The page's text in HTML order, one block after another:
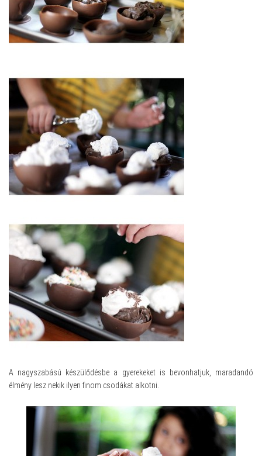
A nagyszabású készülődésbe a gyerekeket is bevonhatjuk, maradandó
élmény lesz nekik ilyen finom csodákat alkotni.